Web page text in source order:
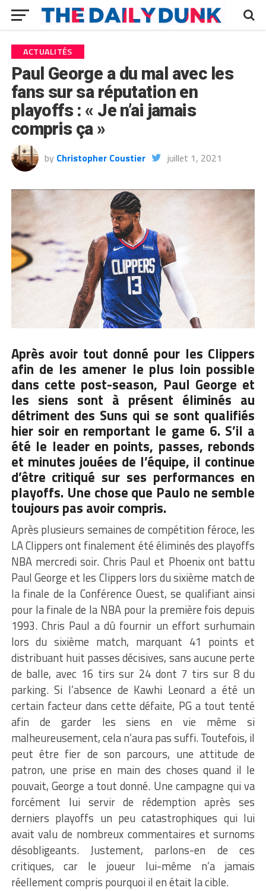
ACTUALITÉS
Paul George a du mal avec les
fans sur sa réputation en
playoffs : « Je n’ai jamais
compris ça »
by Christopher Coustier juillet 1, 2021
Après avoir tout donné pour les Clippers
afin de les amener le plus loin possible
dans cette post-season, Paul George et
les siens sont à présent éliminés au
détriment des Suns qui se sont qualifiés
hier soir en remportant le game 6. S’il a
été le leader en points, passes, rebonds
et minutes jouées de l’équipe, il continue
d’être critiqué sur ses performances en
playoffs. Une chose que Paulo ne semble
toujours pas avoir compris.
Après plusieurs semaines de compétition féroce, les
LA Clippers ont finalement été éliminés des playoffs
NBA mercredi soir. Chris Paul et Phoenix ont battu
Paul George et les Clippers lors du sixième match de
la finale de la Conférence Ouest, se qualifiant ainsi
pour la finale de la NBA pour la première fois depuis
1993. Chris Paul a dû fournir un effort surhumain
lors du sixième match, marquant 41 points et
distribuant huit passes décisives, sans aucune perte
de balle, avec 16 tirs sur 24 dont 7 tirs sur 8 du
parking. Si l’absence de Kawhi Leonard a été un
certain facteur dans cette défaite, PG a tout tenté
afin de garder les siens en vie même si
malheureusement, cela n’aura pas suffi. Toutefois, il
peut être fier de son parcours, une attitude de
patron, une prise en main des choses quand il le
pouvait, George a tout donné. Une campagne qui va
forcément lui servir de rédemption après ses
derniers playoffs un peu catastrophiques qui lui
avait valu de nombreux commentaires et surnoms
désobligeants. Justement, parlons-en de ces
critiques, car le joueur lui-même n’a jamais
réellement compris pourquoi il en était la cible.